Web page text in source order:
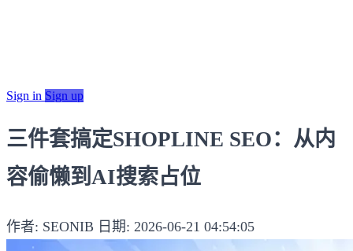
Sign in Sign up
三件套搞定SHOPLINE SEO：从内
容偷懒到AI搜索占位
作者: SEONIB 日期: 2026-06-21 04:54:05